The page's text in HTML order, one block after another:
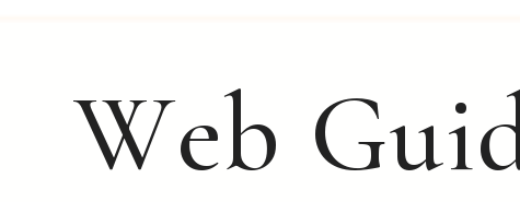
Web Gui